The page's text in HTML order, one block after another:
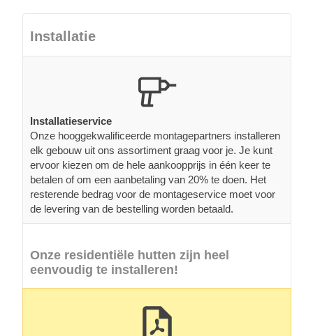
Installatie
Installatieservice
Onze hooggekwalificeerde montagepartners installeren
elk gebouw uit ons assortiment graag voor je. Je kunt
ervoor kiezen om de hele aankoopprijs in één keer te
betalen of om een aanbetaling van 20% te doen. Het
resterende bedrag voor de montageservice moet voor
de levering van de bestelling worden betaald.
Onze residentiële hutten zijn heel
eenvoudig te installeren!